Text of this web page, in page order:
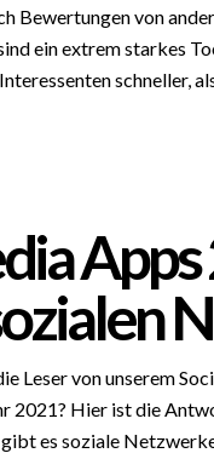
Bewertungen von
ein extrem starkes
schneller,
Leser von unserem
2021? Hier ist die
es soziale Netzwerke